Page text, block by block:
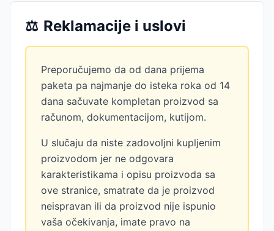
⚖️ Reklamacije i uslovi
Preporučujemo da od dana prijema
paketa pa najmanje do isteka roka od 14
dana sačuvate kompletan proizvod sa
računom, dokumentacijom, kutijom.
U slučaju da niste zadovoljni kupljenim
proizvodom jer ne odgovara
karakteristikama i opisu proizvoda sa
ove stranice, smatrate da je proizvod
neispravan ili da proizvod nije ispunio
vaša očekivanja, imate pravo na